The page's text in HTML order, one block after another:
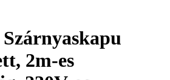
2m-es